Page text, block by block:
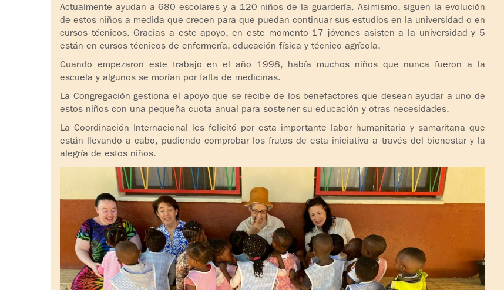
Actualmente ayudan a 680 escolares y a 120 niños de la guardería. Asimismo, siguen la evolución
de estos niños a medida que crecen para que puedan continuar sus estudios en la universidad o en
cursos técnicos. Gracias a este apoyo, en este momento 17 jóvenes asisten a la universidad y 5
están en cursos técnicos de enfermería, educación física y técnico agrícola.
Cuando empezaron este trabajo en el año 1998, había muchos niños que nunca fueron a la
escuela y algunos se morían por falta de medicinas.
La Congregación gestiona el apoyo que se recibe de los benefactores que desean ayudar a uno de
estos niños con una pequeña cuota anual para sostener su educación y otras necesidades.
La Coordinación Internacional les felicitó por esta importante labor humanitaria y samaritana que
están llevando a cabo, pudiendo comprobar los frutos de esta iniciativa a través del bienestar y la
alegría de estos niños.